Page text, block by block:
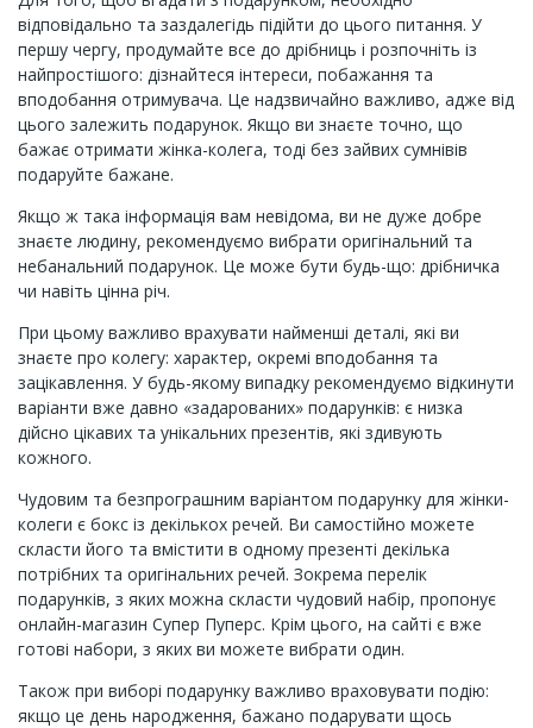
відповідально та заздалегідь підійти до цього питання. У
першу чергу, продумайте все до дрібниць і розпочніть із
найпростішого: дізнайтеся інтереси, побажання та
вподобання отримувача. Це надзвичайно важливо, адже від
цього залежить подарунок. Якщо ви знаєте точно, що
бажає отримати жінка-колега, тоді без зайвих сумнівів
подаруйте бажане.
Якщо ж така інформація вам невідома, ви не дуже добре
знаєте людину, рекомендуємо вибрати оригінальний та
небанальний подарунок. Це може бути будь-що: дрібничка
чи навіть цінна річ.
При цьому важливо врахувати найменші деталі, які ви
знаєте про колегу: характер, окремі вподобання та
зацікавлення. У будь-якому випадку рекомендуємо відкинути
варіанти вже давно «задарованих» подарунків: є низка
дійсно цікавих та унікальних презентів, які здивують
кожного.
Чудовим та безпрограшним варіантом подарунку для жінки-
колеги є бокс із декількох речей. Ви самостійно можете
скласти його та вмістити в одному презенті декілька
потрібних та оригінальних речей. Зокрема перелік
подарунків, з яких можна скласти чудовий набір, пропонує
онлайн-магазин Супер Пуперс. Крім цього, на сайті є вже
готові набори, з яких ви можете вибрати один.
Також при виборі подарунку важливо враховувати подію:
якщо це день народження, бажано подарувати щось